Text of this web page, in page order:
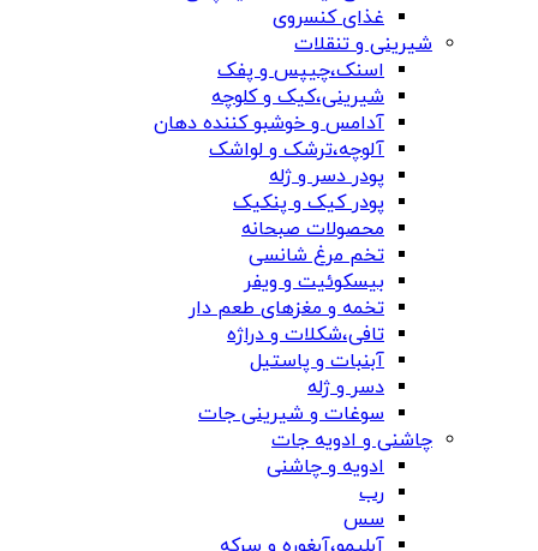
غذای کنسروی
شیرینی و تنقلات
اسنک،چیپس و پفک
شیرینی،کیک و کلوچه
آدامس و خوشبو کننده دهان
آلوچه،ترشک و لواشک
پودر دسر و ژله
پودر کیک و پنکیک
محصولات صبحانه
تخم مرغ شانسی
بیسکوئیت و ویفر
تخمه و مغزهای طعم دار
تافی،شکلات و دراژه
آبنبات و پاستیل
دسر و ژله
سوغات و شیرینی جات
چاشنی و ادویه جات
ادویه و چاشنی
رب
سس